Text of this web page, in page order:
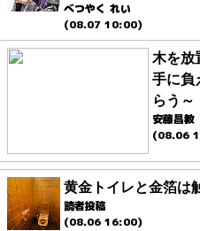
べつやく れい
(08.07 10:00)
木を放
手に負
らう～
安藤昌教
(08.06
黄金トイレと金箔は
読者投稿
(08.06 16:00)